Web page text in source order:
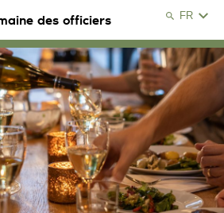
des officiers
Search Close